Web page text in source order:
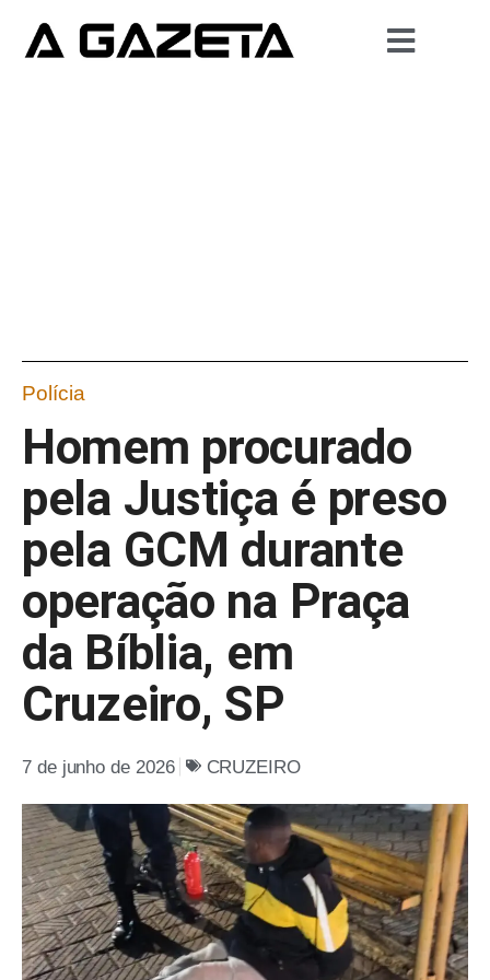
Polícia
Homem procurado
pela Justiça é preso
pela GCM durante
operação na Praça
da Bíblia, em
Cruzeiro, SP
7 de junho de 2026 CRUZEIRO